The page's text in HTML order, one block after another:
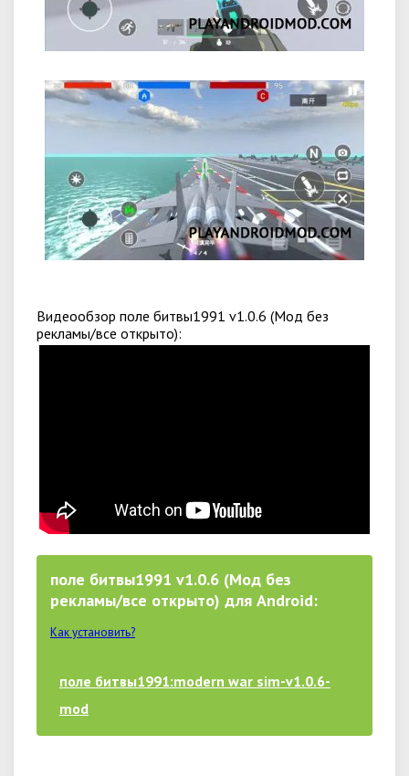
Видеообзор поле битвы1991 v1.0.6 (Мод без
рекламы/все открыто):
поле битвы1991 v1.0.6 (Мод без
рекламы/все открыто) для Android:
Как установить?
поле битвы1991:modern war sim-v1.0.6-
mod